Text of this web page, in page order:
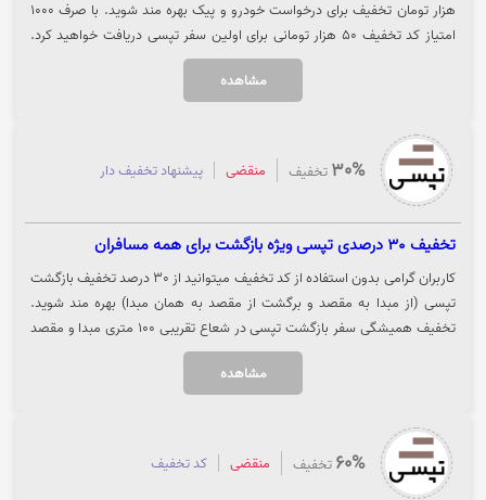
هزار تومان تخفیف برای درخواست خودرو و پیک بهره مند شوید. با صرف 1000
امتیاز کد تخفیف 50 هزار تومانی برای اولین سفر تپسی دریافت خواهید کرد.
جهت استفاده از تخفیف ازکی کلاب روی گزینه "خرید کنید" کلیک نمایید.
مشاهده
30% تخفیف منقضی پیشنهاد تخفیف دار
تخفیف 30 درصدی تپسی ویژه بازگشت برای همه مسافران
کاربران گرامی بدون استفاده از کد تخفیف میتوانید از 30 درصد تخفیف بازگشت
تپسی (از مبدا به مقصد و برگشت از مقصد به همان مبدا) بهره مند شوید.
تخفیف همیشگی سفر بازگشت تپسی در شعاع تقریبی ۱۰۰ متری مبدا و مقصد
سفر کاربران فعال است، در سفرهای درون‌شهری کلاسیک و پلاس قابل استفاده
است و برای سرویس‌های پیک و سفرهای بین‌شهری کاربرد ندارد، مناسب افرادی
می کنند، هر کاربر یک مرتبه در روز میتواند از این تخفیف استفاده نماید.
کافیست مبدا و مقصد را مشخص کنید و دکمه اعمال تخفیف را بزنید. برای
اطلاعات بیشتر روی گزینه "خریدکنید" کلیک نمایید.
مشاهده
60% تخفیف منقضی کد تخفیف